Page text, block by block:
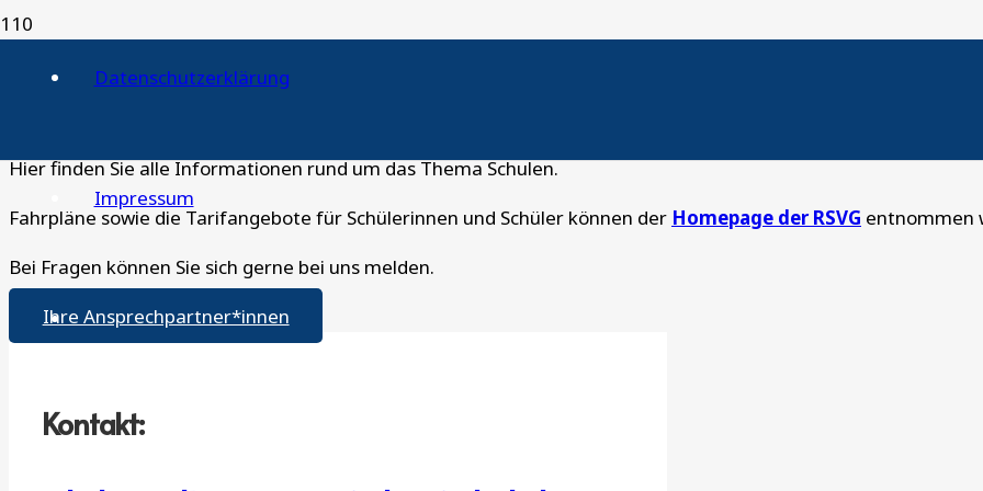
Datenschutzerklärung
Impressum
Schulen
Hier finden Sie alle Informationen rund um das Thema Schulen.
Fahrpläne sowie die Tarifangebote für Schülerinnen und Schüler können der Homepage der RSVG entnommen
Bei Fragen können Sie sich gerne bei uns melden.
Ihre Ansprechpartner*innen
Kontakt: